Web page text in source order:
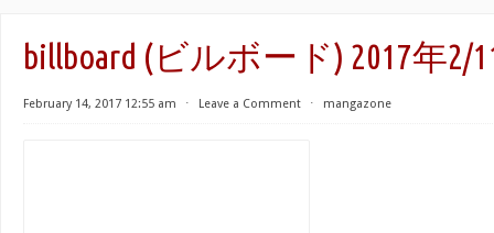
billboard (ビルボード) 2017年2/
February 14, 2017 12:55 am ⋅ Leave a Comment ⋅ mangazone